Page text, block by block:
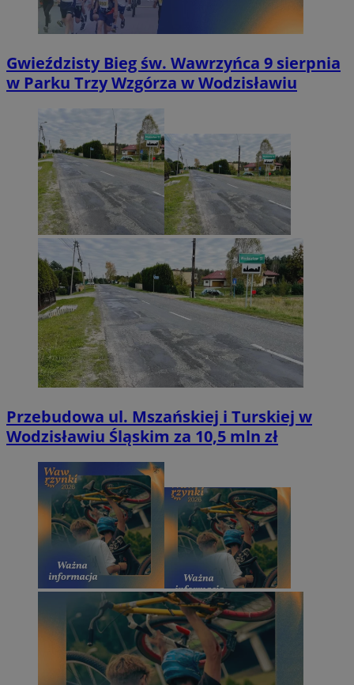
Gwieździsty Bieg św. Wawrzyńca 9 sierpnia
w Parku Trzy Wzgórza w Wodzisławiu
Przebudowa ul. Mszańskiej i Turskiej w
Wodzisławiu Śląskim za 10,5 mln zł